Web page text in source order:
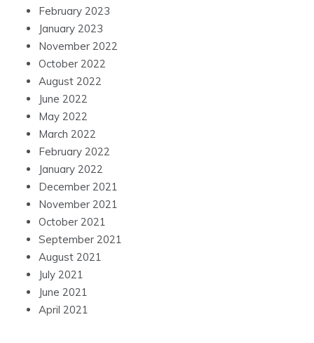
February 2023
January 2023
November 2022
October 2022
August 2022
June 2022
May 2022
March 2022
February 2022
January 2022
December 2021
November 2021
October 2021
September 2021
August 2021
July 2021
June 2021
April 2021